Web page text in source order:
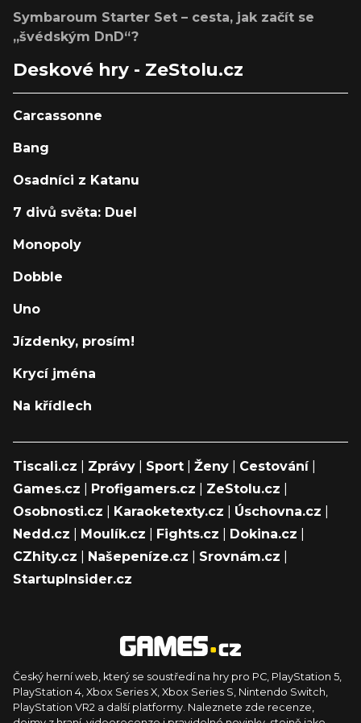
Symbaroum Starter Set – cesta, jak začít se
„švédským DnD“?
Deskové hry - ZeStolu.cz
Carcassonne
Bang
Osadníci z Katanu
7 divů světa: Duel
Monopoly
Dobble
Uno
Jízdenky, prosím!
Krycí jména
Na křídlech
Tiscali.cz Zprávy Sport Ženy Cestování|
Games.cz
Profigamers.cz ZeStolu.cz
Osobnosti.cz
Karaoketexty.cz Úschovna.cz
Nedd.cz
Moulík.cz Fights.cz Dokina.cz
CZhity.cz
Našepeníze.cz Srovnám.cz
StartupInsider.cz
Český herní web, který se soustředí na hry pro PC, PlayStation 5,
PlayStation 4, Xbox Series X, Xbox Series S, Nintendo Switch,
PlayStation VR2 a další platformy. Naleznete zde recenze,